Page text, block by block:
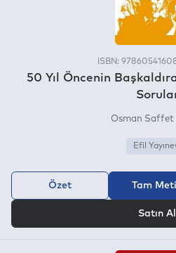
ISBN:
50 Yıl Öncenin
Osman Saffet
Efil
Özet Tam
Satın Al